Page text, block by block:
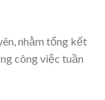
nhằm tổng kết
công việc tuần